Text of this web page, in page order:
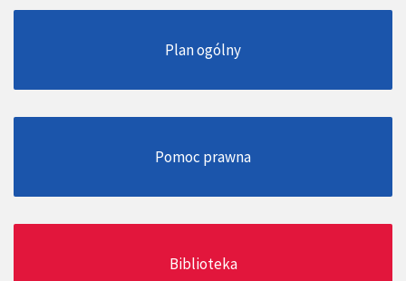
Plan ogólny
Pomoc prawna
Biblioteka